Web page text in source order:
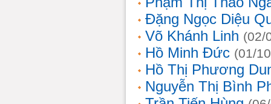
Đặng Ngọc Diệu
Võ Khánh Linh (02/
Hồ Minh Đức (01/
Hồ Thị Phương
Nguyễn Thị Bình